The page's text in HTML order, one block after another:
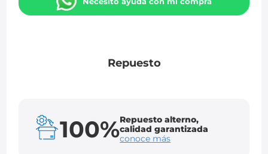
Repuesto
100%Repuesto alterno,
calidad garantizada
conoce más